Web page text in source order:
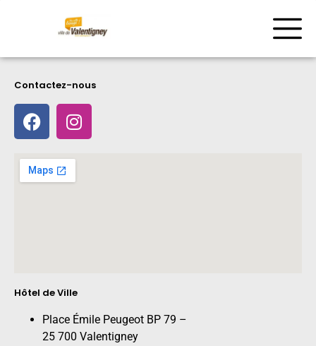
Contactez-nous
Hôtel de Ville
Place Émile Peugeot BP 79 –
25 700 Valentigney